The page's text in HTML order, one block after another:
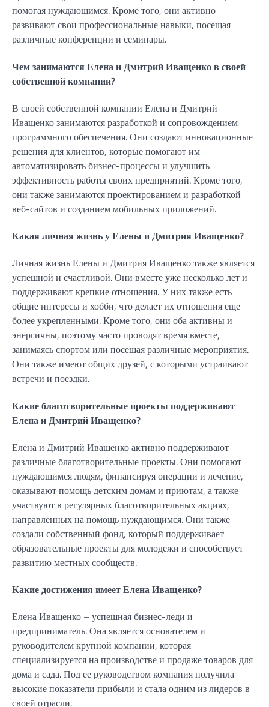
помогая нуждающимся. Кроме того, они активно
развивают свои профессиональные навыки, посещая
различные конференции и семинары.
Чем занимаются Елена и Дмитрий Иващенко в своей
собственной компании?
В своей собственной компании Елена и Дмитрий
Иващенко занимаются разработкой и сопровождением
программного обеспечения. Они создают инновационные
решения для клиентов, которые помогают им
автоматизировать бизнес-процессы и улучшить
эффективность работы своих предприятий. Кроме того,
они также занимаются проектированием и разработкой
веб-сайтов и созданием мобильных приложений.
Какая личная жизнь у Елены и Дмитрия Иващенко?
Личная жизнь Елены и Дмитрия Иващенко также является
успешной и счастливой. Они вместе уже несколько лет и
поддерживают крепкие отношения. У них также есть
общие интересы и хобби, что делает их отношения еще
более укрепленными. Кроме того, они оба активны и
энергичны, поэтому часто проводят время вместе,
занимаясь спортом или посещая различные мероприятия.
Они также имеют общих друзей, с которыми устраивают
встречи и поездки.
Какие благотворительные проекты поддерживают
Елена и Дмитрий Иващенко?
Елена и Дмитрий Иващенко активно поддерживают
различные благотворительные проекты. Они помогают
нуждающимся людям, финансируя операции и лечение,
оказывают помощь детским домам и приютам, а также
участвуют в регулярных благотворительных акциях,
направленных на помощь нуждающимся. Они также
создали собственный фонд, который поддерживает
образовательные проекты для молодежи и способствует
развитию местных сообществ.
Какие достижения имеет Елена Иващенко?
Елена Иващенко – успешная бизнес-леди и
предприниматель. Она является основателем и
руководителем крупной компании, которая
специализируется на производстве и продаже товаров для
дома и сада. Под ее руководством компания получила
высокие показатели прибыли и стала одним из лидеров в
своей отрасли.